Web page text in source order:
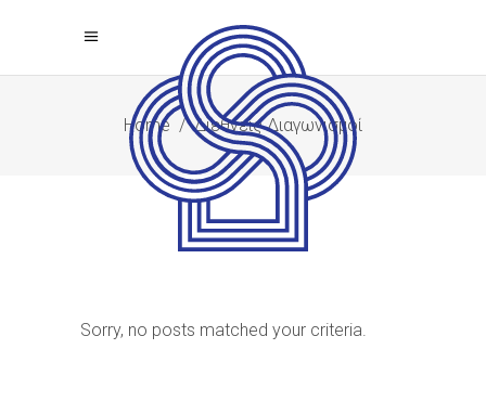
Home /Διεθνείς Διαγωνισμοί
Sorry, no posts matched your criteria.